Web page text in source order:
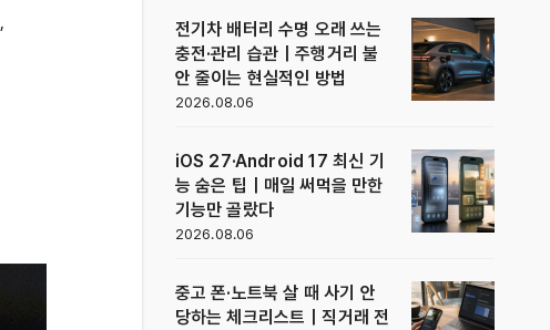
,
전기차 배터리 수명 오래 쓰는
충전·관리 습관｜주행거리 불
안 줄이는 현실적인 방법
2026.08.06
iOS 27·Android 17 최신 기
능 숨은 팁｜매일 써먹을 만한
기능만 골랐다
2026.08.06
중고 폰·노트북 살 때 사기 안
당하는 체크리스트｜직거래 전